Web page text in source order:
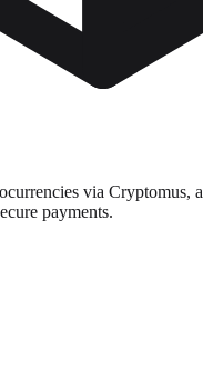
via Cryptomus,
payments.